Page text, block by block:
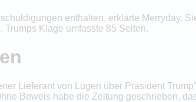
enthalten, erklärte Merryday.
Klage umfasste 85 Seiten.
Lieferant von Lügen über Präsident
Beweis habe die Zeitung geschrieben,